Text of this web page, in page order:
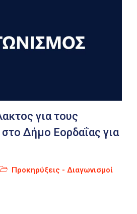
για τους
Δήμο Εορδαΐας για
Προκηρύξεις - Διαγωνισμοί